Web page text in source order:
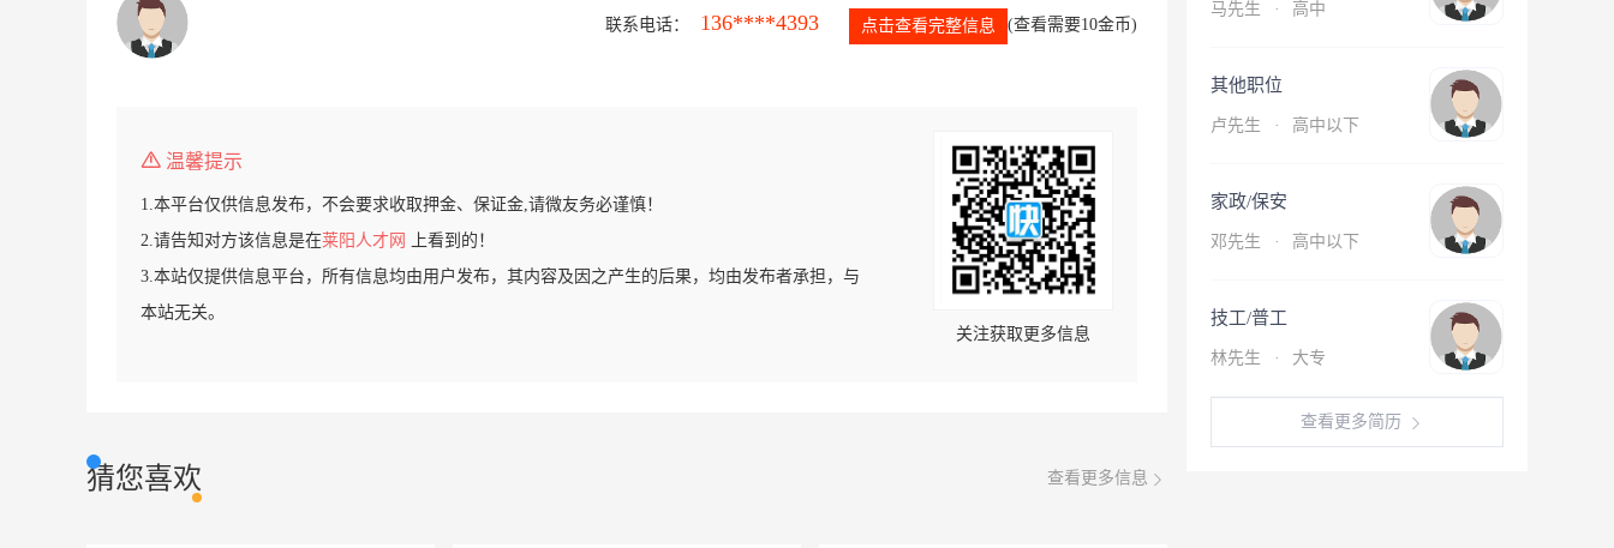
联系电话： 136****4393 点击查看完整信息 (查看需要10金币)
温馨提示
1.本平台仅供信息发布，不会要求收取押金、保证金,请微友务必谨慎！
2.请告知对方该信息是在莱阳人才网
上看到的！
3.本站仅提供信息平台，所有信息均由用户发布，其内容及因之产生的后果，均由发布者承担，与
本站无关。
关注获取更多信息
猜您喜欢 查看更多信息
马先生 · 高中
其他职位
卢先生 · 高中以下
家政/保安
邓先生 · 高中以下
技工/普工
林先生 · 大专
查看更多简历